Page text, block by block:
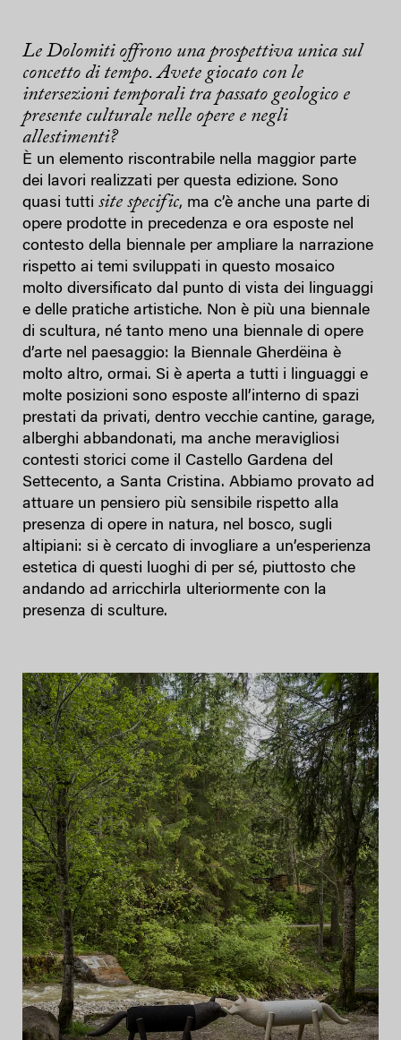
Le Dolomiti offrono una prospettiva unica sul
concetto di tempo. Avete giocato con le
intersezioni temporali tra passato geologico e
presente culturale nelle opere e negli
allestimenti?
È un elemento riscontrabile nella maggior parte
dei lavori realizzati per questa edizione. Sono
quasi tutti site specific, ma c’è anche una parte di
opere prodotte in precedenza e ora esposte nel
contesto della biennale per ampliare la narrazione
rispetto ai temi sviluppati in questo mosaico
molto diversificato dal punto di vista dei linguaggi
e delle pratiche artistiche. Non è più una biennale
di scultura, né tanto meno una biennale di opere
d’arte nel paesaggio: la Biennale Gherdëina è
molto altro, ormai. Si è aperta a tutti i linguaggi e
molte posizioni sono esposte all’interno di spazi
prestati da privati, dentro vecchie cantine, garage,
alberghi abbandonati, ma anche meravigliosi
contesti storici come il Castello Gardena del
Settecento, a Santa Cristina. Abbiamo provato ad
attuare un pensiero più sensibile rispetto alla
presenza di opere in natura, nel bosco, sugli
altipiani: si è cercato di invogliare a un’esperienza
estetica di questi luoghi di per sé, piuttosto che
andando ad arricchirla ulteriormente con la
presenza di sculture.